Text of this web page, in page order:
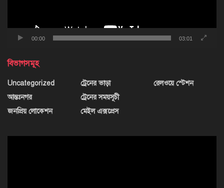
00:00 03:01
বিভাগসমূহ
Uncategorized
আন্তঃনগর
জনপ্রিয় লোকেশন
ট্রেনের ভাড়া
ট্রেনের সময়সূচী
মেইল এক্সপ্রেস
রেলওয়ে স্টেশন